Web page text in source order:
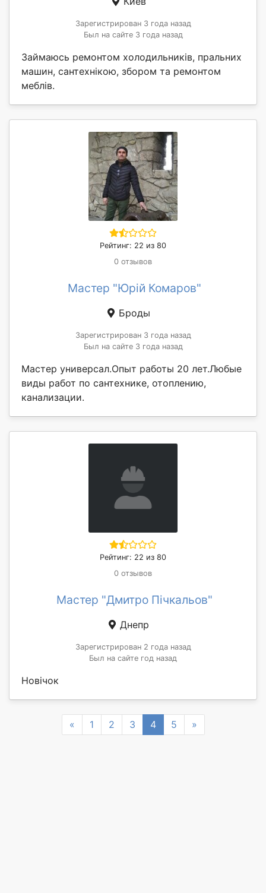
Зарегистрирован 3 года назад
Был на сайте 3 года назад
Займаюсь ремонтом холодильників, пральних
машин, сантехнікою, збором та ремонтом
меблів.
Рейтинг: 22 из 80
0 отзывов
Мастер "Юрій Комаров"
Броды
Зарегистрирован 3 года назад
Был на сайте 3 года назад
Мастер универсал.Опыт работы 20 лет.Любые
виды работ по сантехнике, отоплению,
канализации.
Рейтинг: 22 из 80
0 отзывов
Мастер "Дмитро Пічкальов"
Днепр
Зарегистрирован 2 года назад
Был на сайте год назад
Новічок
«Previous
1 2 3 4 5 »Next